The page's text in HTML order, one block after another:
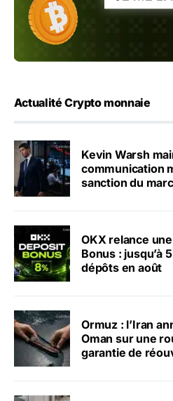
Actualité Crypto monnaie
Kevin Warsh
communication
sanction du
OKX relance
Bonus : jusqu’à
dépôts en août
Ormuz : l’Iran
Oman sur une
garantie de